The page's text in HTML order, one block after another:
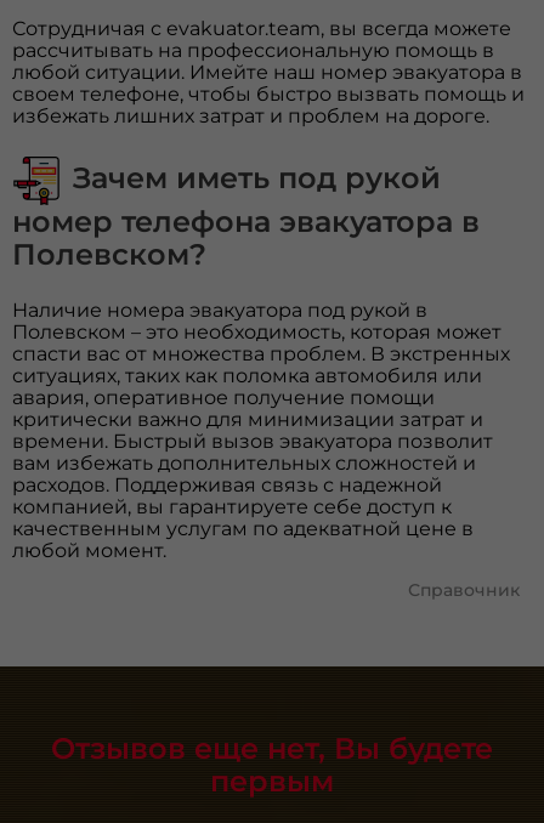
Сотрудничая с evakuator.team, вы всегда можете
рассчитывать на профессиональную помощь в
любой ситуации. Имейте наш номер эвакуатора в
своем телефоне, чтобы быстро вызвать помощь и
избежать лишних затрат и проблем на дороге.
Зачем иметь под рукой
номер телефона эвакуатора в
Полевском?
Наличие номера эвакуатора под рукой в
Полевском – это необходимость, которая может
спасти вас от множества проблем. В экстренных
ситуациях, таких как поломка автомобиля или
авария, оперативное получение помощи
критически важно для минимизации затрат и
времени. Быстрый вызов эвакуатора позволит
вам избежать дополнительных сложностей и
расходов. Поддерживая связь с надежной
компанией, вы гарантируете себе доступ к
качественным услугам по адекватной цене в
любой момент.
Справочник
Отзывов еще нет, Вы будете
первым